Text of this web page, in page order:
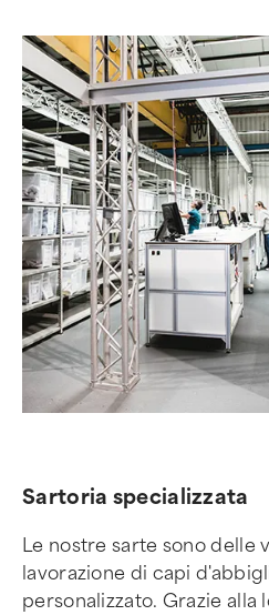
Sartoria specializzata
Le nostre sarte sono delle
lavorazione di capi
personalizzato. Grazie alla